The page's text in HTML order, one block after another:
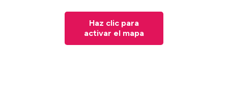
Haz clic para
activar el mapa